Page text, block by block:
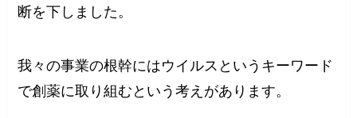
断を下しました。
我々の事業の根幹にはウイルスというキーワード
で創薬に取り組むという考えがあります。